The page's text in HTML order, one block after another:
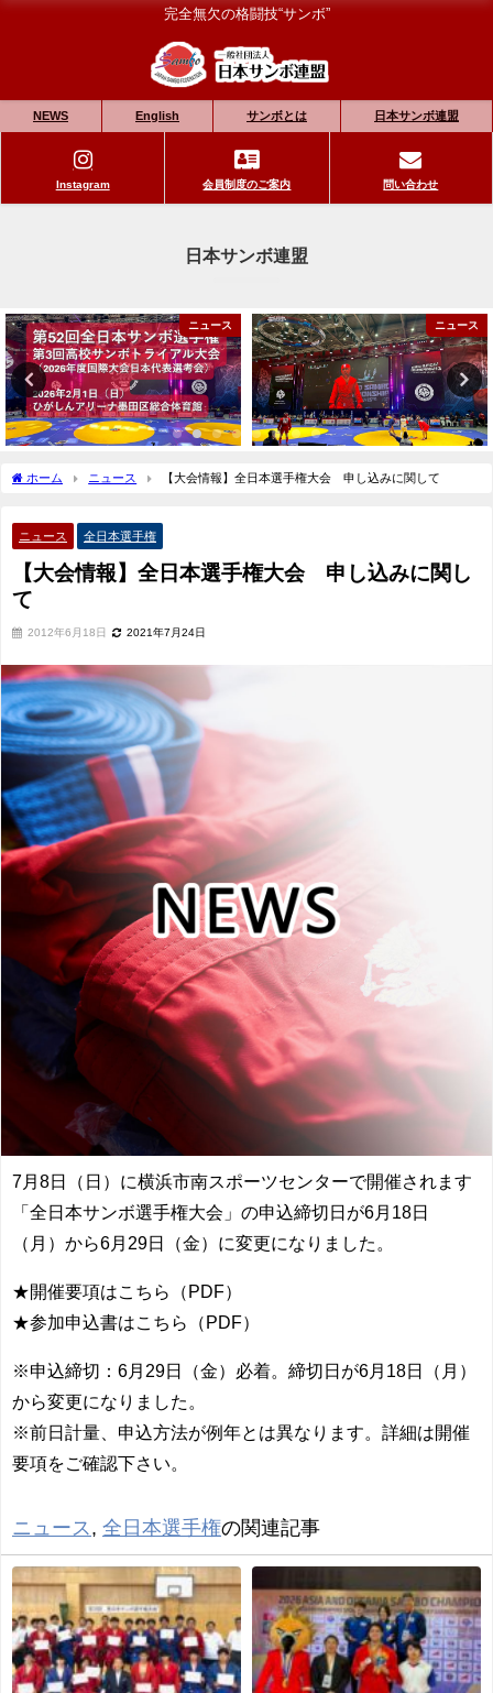
完全無欠の格闘技“サンボ”
NEWS English サンボとは 日本サンボ連盟
Instagram 会員制度のご案内 問い合わせ
日本サンボ連盟
ニュース ニュース
ホーム ニュース 【大会情報】全日本選手権大会 申し込みに関して
ニュース 全日本選手権
【大会情報】全日本選手権大会 申し込みに関し
て
2012年6月18日 2021年7月24日
7月8日（日）に横浜市南スポーツセンターで開催されます
「全日本サンボ選手権大会」の申込締切日が6月18日
（月）から6月29日（金）に変更になりました。
★開催要項はこちら（PDF）
★参加申込書はこちら（PDF）
※申込締切：6月29日（金）必着。締切日が6月18日（月）
から変更になりました。
※前日計量、申込方法が例年とは異なります。詳細は開催
要項をご確認下さい。
ニュース , 全日本選手権の関連記事